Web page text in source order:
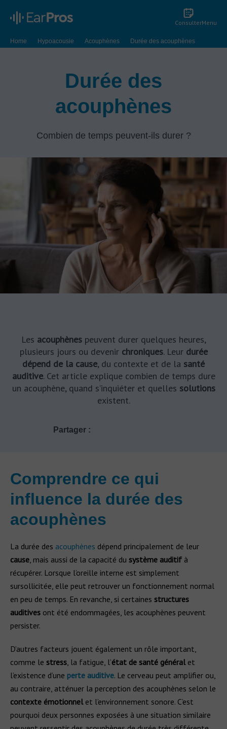
ConsulterMenu
Home Hypoacousie Acouphènes Durée des acouphènes
Durée des
acouphènes
Combien de temps peuvent-ils durer ?
Les acouphènespeuvent durer quelques heures,
plusieurs jours ou devenir chroniques. Leur durée
dépend de la cause, du contexte et de la santé
auditive. Cet article explique combien de temps dure
un acouphène, quand s’inquiéter et quelles solutions
existent.
Partager :
Comprendre ce qui
influence la durée des
acouphènes
La durée des acouphènes dépend principalement de leur
cause, mais aussi de la capacité du système auditif à
récupérer. Lorsque l’oreille interne est simplement
sursollicitée, elle peut retrouver un fonctionnement normal
en peu de temps. En revanche, si certaines structures
auditives ont été endommagées, les acouphènes peuvent
persister.
D’autres facteurs jouent également un rôle important,
comme le stress, la fatigue, l’état de santé généralet
l’existence d’une perte auditive. Le cerveau peut amplifier ou,
au contraire, atténuer la perception des acouphènes selon le
contexte émotionnelet l’environnement sonore. C’est
pourquoi deux personnes exposées à une situation similaire